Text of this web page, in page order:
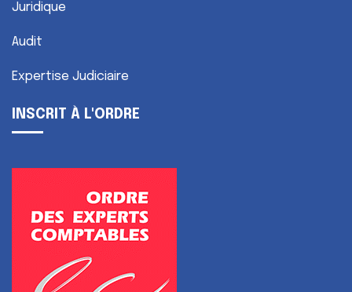
Juridique
Audit
Expertise Judiciaire
INSCRIT À L'ORDRE